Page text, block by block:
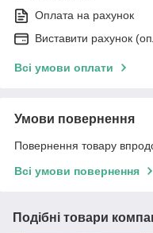
Оплата на рахунок
Виставити рахунок
Всі умови оплати
Умови повернення
Повернення товару
Всі умови повернення
Подібні товари